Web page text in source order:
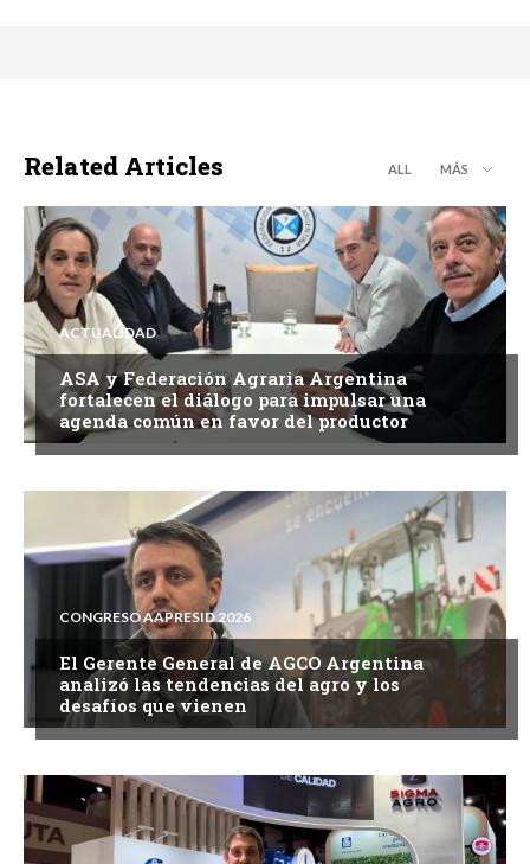
Related Articles ALL MÁS
ACTUALIDAD
ASA y Federación Agraria Argentina
fortalecen el diálogo para impulsar una
agenda común en favor del productor
CONGRESO AAPRESID 2026
El Gerente General de AGCO Argentina
analizó las tendencias del agro y los
desafíos que vienen